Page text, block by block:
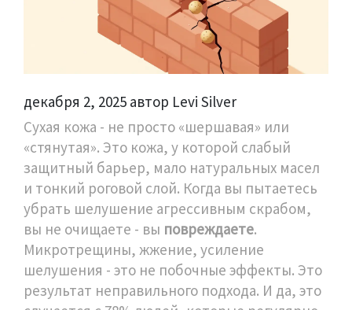
декабря 2, 2025 автор Levi Silver
Сухая кожа - не просто «шершавая» или
«стянутая». Это кожа, у которой слабый
защитный барьер, мало натуральных масел
и тонкий роговой слой. Когда вы пытаетесь
убрать шелушение агрессивным скрабом,
вы не очищаете - вы повреждаете.
Микротрещины, жжение, усиление
шелушения - это не побочные эффекты. Это
результат неправильного подхода. И да, это